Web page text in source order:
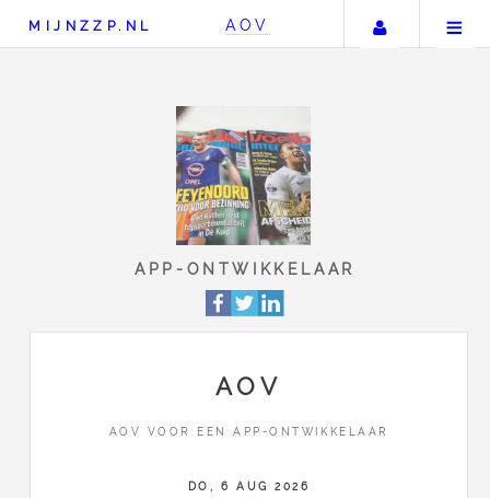
MIJNZZP.NL AOV Uw
APP-
AOV
AOV VOOR EEN APP-ONTWIKKELAAR
DO, 6 AUG 2026